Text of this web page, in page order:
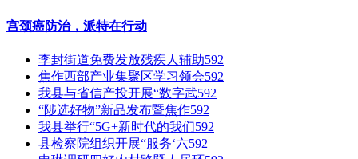
宫颈癌防治，派特在行动
李封街道免费发放残疾人辅助592
焦作西部产业集聚区学习领会592
我县与省信产投开展“数字武592
“陟选好物”新品发布暨焦作592
我县举行“5G+新时代的我们592
县检察院组织开展“服务‘六592